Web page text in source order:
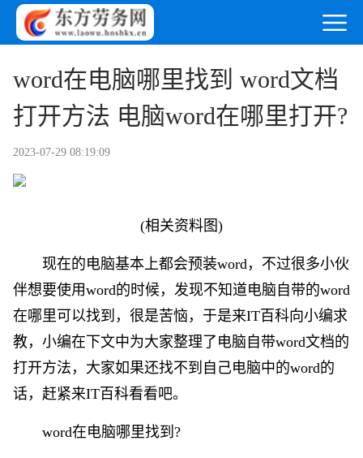
word在电脑哪里找到 word文档
打开方法 电脑word在哪里打开?
2023-07-29 08:19:09
(相关资料图)
现在的电脑基本上都会预装word，不过很多小伙
伴想要使用word的时候，发现不知道电脑自带的word
在哪里可以找到，很是苦恼，于是来IT百科向小编求
教，小编在下文中为大家整理了电脑自带word文档的
打开方法，大家如果还找不到自己电脑中的word的
话，赶紧来IT百科看看吧。
word在电脑哪里找到?